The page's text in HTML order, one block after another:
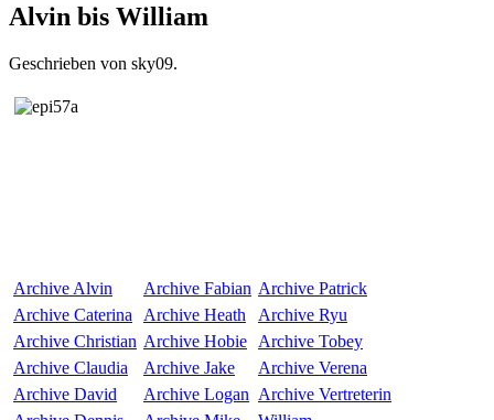
Alvin bis William
Geschrieben von sky09.
Archive Alvin Archive Fabian Archive Patrick
Archive Caterina Archive Heath Archive Ryu
Archive Christian Archive Hobie Archive Tobey
Archive Claudia Archive Jake Archive Verena
Archive David Archive Logan Archive Vertreterin